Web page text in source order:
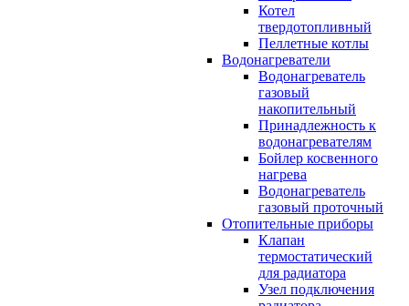
Котел
твердотопливный
Пеллетные котлы
Водонагреватели
Водонагреватель
газовый
накопительный
Принадлежность к
водонагревателям
Бойлер косвенного
нагрева
Водонагреватель
газовый проточный
Отопительные приборы
Клапан
термостатический
для радиатора
Узел подключения